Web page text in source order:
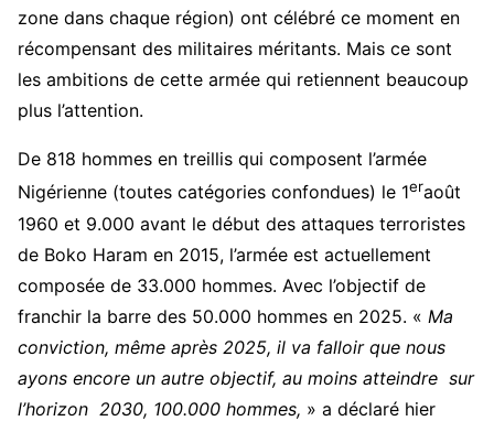
zone dans chaque région) ont célébré ce moment en
récompensant des militaires méritants. Mais ce sont
les ambitions de cette armée qui retiennent beaucoup
plus l’attention.
De 818 hommes en treillis qui composent l’armée
Nigérienne (toutes catégories confondues) le 1eraoût
1960 et 9.000 avant le début des attaques terroristes
de Boko Haram en 2015, l’armée est actuellement
composée de 33.000 hommes. Avec l’objectif de
franchir la barre des 50.000 hommes en 2025. « Ma
conviction, même après 2025, il va falloir que nous
ayons encore un autre objectif, au moins atteindre sur
l’horizon 2030, 100.000 hommes, » a déclaré hier